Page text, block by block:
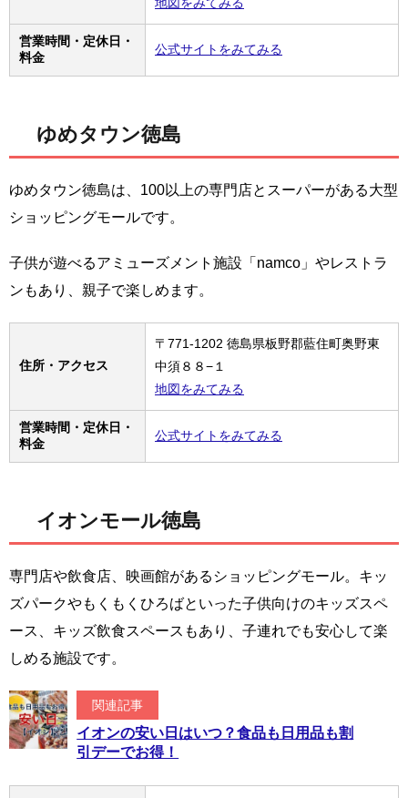
地図をみてみる
営業時間・定休日・
料金
公式サイトをみてみる
ゆめタウン徳島
ゆめタウン徳島は、100以上の専門店とスーパーがある大型
ショッピングモールです。
子供が遊べるアミューズメント施設「namco」やレストラ
ンもあり、親子で楽しめます。
住所・アクセス
〒771-1202 徳島県板野郡藍住町奥野東
中須８８−１
地図をみてみる
営業時間・定休日・
料金
公式サイトをみてみる
イオンモール徳島
専門店や飲食店、映画館があるショッピングモール。キッ
ズパークやもくもくひろばといった子供向けのキッズスペ
ース、キッズ飲食スペースもあり、子連れでも安心して楽
しめる施設です。
関連記事
イオンの安い日はいつ？食品も日用品も割
引デーでお得！